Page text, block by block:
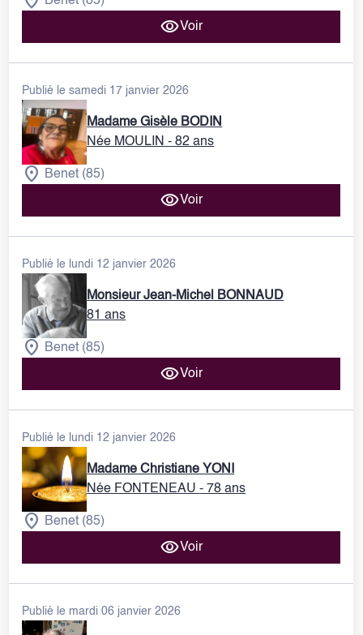
Voir
Publié le samedi 17 janvier 2026
Madame Gisèle BODIN
Née MOULIN - 82 ans
Benet (85)
Voir
Publié le lundi 12 janvier 2026
Monsieur Jean-Michel BONNAUD
81 ans
Benet (85)
Voir
Publié le lundi 12 janvier 2026
Madame Christiane YONI
Née FONTENEAU - 78 ans
Benet (85)
Voir
Publié le mardi 06 janvier 2026